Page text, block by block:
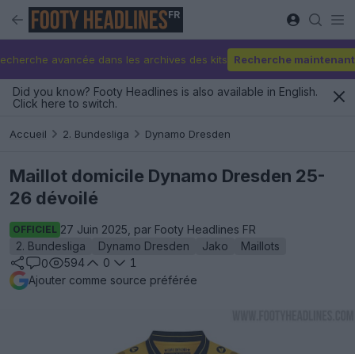
FR
avancée dans les archives des kits Recherche maintenant
Did you know? Footy Headlines is also available in English.
Click here to switch.
Accueil 2. Bundesliga Dynamo Dresden
Maillot domicile Dynamo Dresden 25-
26 dévoilé
OFFICIEL 27 Juin 2025, par Footy Headlines FR
2. Bundesliga
Dynamo Dresden Jako
Maillots
0
594 0
1
Ajouter comme source préférée